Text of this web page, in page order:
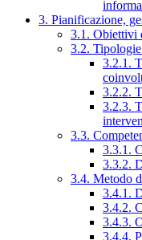
3. Pianificazione,
3.1. Obiettivi
3.2.
3.2.1.
3.2.2.
3.2.3.
3.3.
3.3.1.
3.3.2.
3.4. Metodo
3.4.1.
3.4.2.
3.4.3.
3.4.4.